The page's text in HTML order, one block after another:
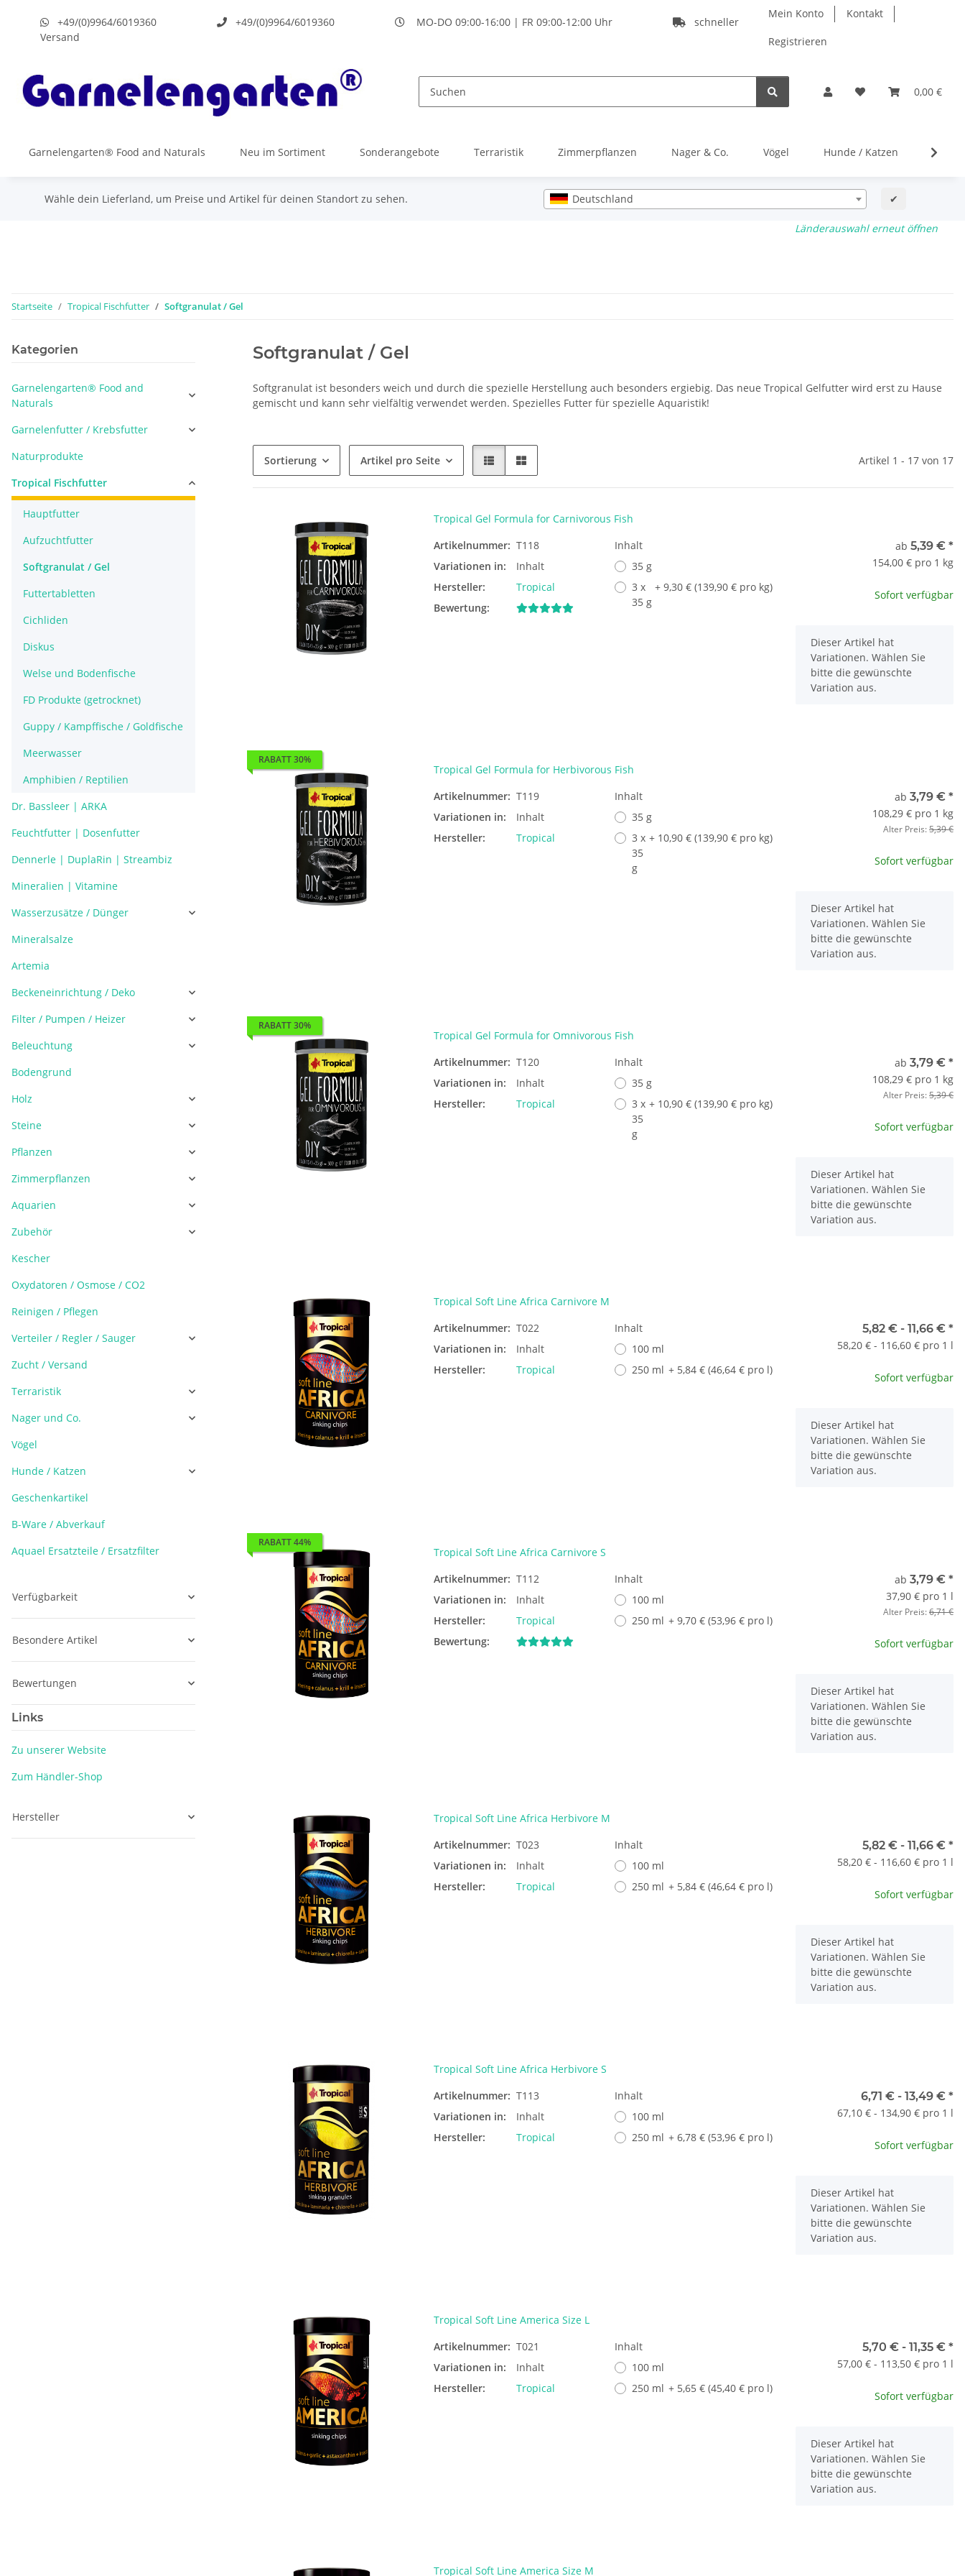
Mein Konto Kontakt
Registrieren
+49/(0)9964/6019360 +49/(0)9964/6019360 MO-DO 09:00-16:00 | FR 09:00-12:00 Uhr
schneller
Versand
0,00 €
Garnelengarten® Food and Naturals Neu im Sortiment Sonderangebote Terraristik Zimmerpflanzen Nager & Co. Vögel Hunde / Katzen
Wähle dein Lieferland, um Preise und Artikel für deinen Standort zu sehen. Deutschland ✔
Länderauswahl erneut öffnen
Startseite Tropical Fischfutter Softgranulat / Gel
Softgranulat / Gel
Softgranulat ist besonders weich und durch die spezielle Herstellung auch besonders ergiebig. Das neue Tropical Gelfutter wird erst zu Hause
gemischt und kann sehr vielfältig verwendet werden. Spezielles Futter für spezielle Aquaristik!
Sortierung Artikel pro Seite Artikel 1 - 17 von 17
Tropical Gel Formula for Carnivorous Fish
Artikelnummer: T118
Variationen in:
Inhalt
Hersteller:
Tropical
Bewertung:
Inhalt
35 g
3 x
35 g
+ 9,30 € (139,90 € pro kg)
ab 5,39 € *
154,00 € pro 1 kg
Sofort verfügbar
x
Dieser Artikel hat
Variationen. Wählen Sie
bitte die gewünschte
Variation aus.
RABATT 30%
Tropical Gel Formula for Herbivorous Fish
Artikelnummer: T119
Variationen in:
Inhalt
Hersteller:
Tropical
Inhalt
35 g
3 x
35
g
+ 10,90 € (139,90 € pro kg)
ab 3,79 € *
108,29 € pro 1 kg
Alter Preis:5,39 €
Sofort verfügbar
x
Dieser Artikel hat
Variationen. Wählen Sie
bitte die gewünschte
Variation aus.
RABATT 30%
Tropical Gel Formula for Omnivorous Fish
Artikelnummer: T120
Variationen in:
Inhalt
Hersteller:
Tropical
Inhalt
35 g
3 x
35
g
+ 10,90 € (139,90 € pro kg)
ab 3,79 € *
108,29 € pro 1 kg
Alter Preis:5,39 €
Sofort verfügbar
x
Dieser Artikel hat
Variationen. Wählen Sie
bitte die gewünschte
Variation aus.
Tropical Soft Line Africa Carnivore M
Artikelnummer: T022
Variationen in:
Inhalt
Hersteller:
Tropical
Inhalt
100 ml
250 ml + 5,84 € (46,64 € pro l)
5,82 € - 11,66 € *
58,20 € - 116,60 € pro 1 l
Sofort verfügbar
x
Dieser Artikel hat
Variationen. Wählen Sie
bitte die gewünschte
Variation aus.
RABATT 44%
Tropical Soft Line Africa Carnivore S
Artikelnummer: T112
Variationen in:
Inhalt
Hersteller:
Tropical
Bewertung:
Inhalt
100 ml
250 ml + 9,70 € (53,96 € pro l)
ab 3,79 € *
37,90 € pro 1 l
Alter Preis:6,71 €
Sofort verfügbar
x
Dieser Artikel hat
Variationen. Wählen Sie
bitte die gewünschte
Variation aus.
Tropical Soft Line Africa Herbivore M
Artikelnummer: T023
Variationen in:
Inhalt
Hersteller:
Tropical
Inhalt
100 ml
250 ml + 5,84 € (46,64 € pro l)
5,82 € - 11,66 € *
58,20 € - 116,60 € pro 1 l
Sofort verfügbar
x
Dieser Artikel hat
Variationen. Wählen Sie
bitte die gewünschte
Variation aus.
Tropical Soft Line Africa Herbivore S
Artikelnummer: T113
Variationen in:
Inhalt
Hersteller:
Tropical
Inhalt
100 ml
250 ml + 6,78 € (53,96 € pro l)
6,71 € - 13,49 € *
67,10 € - 134,90 € pro 1 l
Sofort verfügbar
x
Dieser Artikel hat
Variationen. Wählen Sie
bitte die gewünschte
Variation aus.
Tropical Soft Line America Size L
Artikelnummer: T021
Variationen in:
Inhalt
Hersteller:
Tropical
Inhalt
100 ml
250 ml + 5,65 € (45,40 € pro l)
5,70 € - 11,35 € *
57,00 € - 113,50 € pro 1 l
Sofort verfügbar
x
Dieser Artikel hat
Variationen. Wählen Sie
bitte die gewünschte
Variation aus.
Tropical Soft Line America Size M
Kategorien
Garnelengarten® Food and
Naturals
Garnelenfutter / Krebsfutter
Naturprodukte
Tropical Fischfutter
Hauptfutter
Aufzuchtfutter
Softgranulat / Gel
Futtertabletten
Cichliden
Diskus
Welse und Bodenfische
FD Produkte (getrocknet)
Guppy / Kampffische / Goldfische
Meerwasser
Amphibien / Reptilien
Dr. Bassleer | ARKA
Feuchtfutter | Dosenfutter
Dennerle | DuplaRin | Streambiz
Mineralien | Vitamine
Wasserzusätze / Dünger
Mineralsalze
Artemia
Beckeneinrichtung / Deko
Filter / Pumpen / Heizer
Beleuchtung
Bodengrund
Holz
Steine
Pflanzen
Zimmerpflanzen
Aquarien
Zubehör
Kescher
Oxydatoren / Osmose / CO2
Reinigen / Pflegen
Verteiler / Regler / Sauger
Zucht / Versand
Terraristik
Nager und Co.
Vögel
Hunde / Katzen
Geschenkartikel
B-Ware / Abverkauf
Aquael Ersatzteile / Ersatzfilter
Verfügbarkeit
Besondere Artikel
Bewertungen
Links
Zu unserer Website
Zum Händler-Shop
Hersteller